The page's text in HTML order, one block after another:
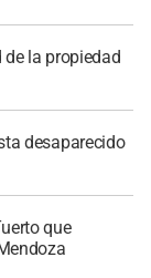
de la propiedad
desaparecido
que